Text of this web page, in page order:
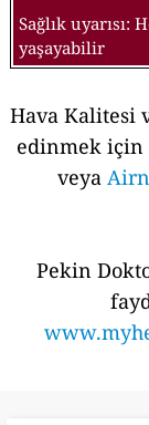
Sağlık uyarısı:
yaşayabilir
Hava Kalitesi
edinmek için
veya
Pekin